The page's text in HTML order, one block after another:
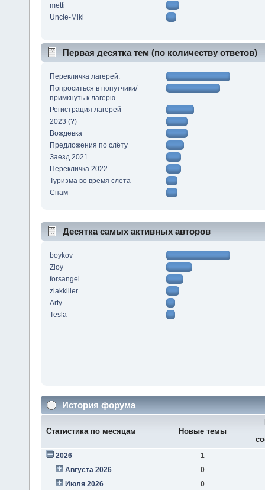
metti
Uncle-Miki
Первая десятка тем (по количеству ответов)
Перекличка лагерей.
Попроситься в попутчики/
примкнуть к лагерю
Регистрация лагерей
2023 (?)
Вождевка
Предложения по слёту
Заезд 2021
Перекличка 2022
Туризма во время слета
Спам
Десятка самых активных авторов
boykov
Zloy
forsangel
zlakkiller
Arty
Tesla
История форума
Статистика по месяцам Новые темы
2026
1
Августа 2026
0
Июля 2026
0